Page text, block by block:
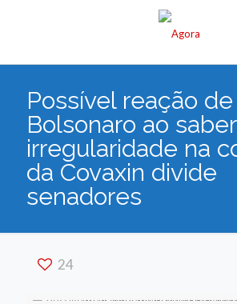
Possível reação de
Bolsonaro ao
irregularidade na
da Covaxin divide
senadores
24